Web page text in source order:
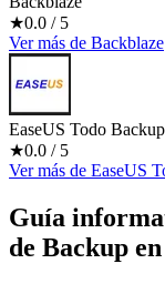
★0.0 / 5
Ver más de Backblaze
EaseUS Todo
★0.0 / 5
Ver más de EaseUS
Guía
de Backup